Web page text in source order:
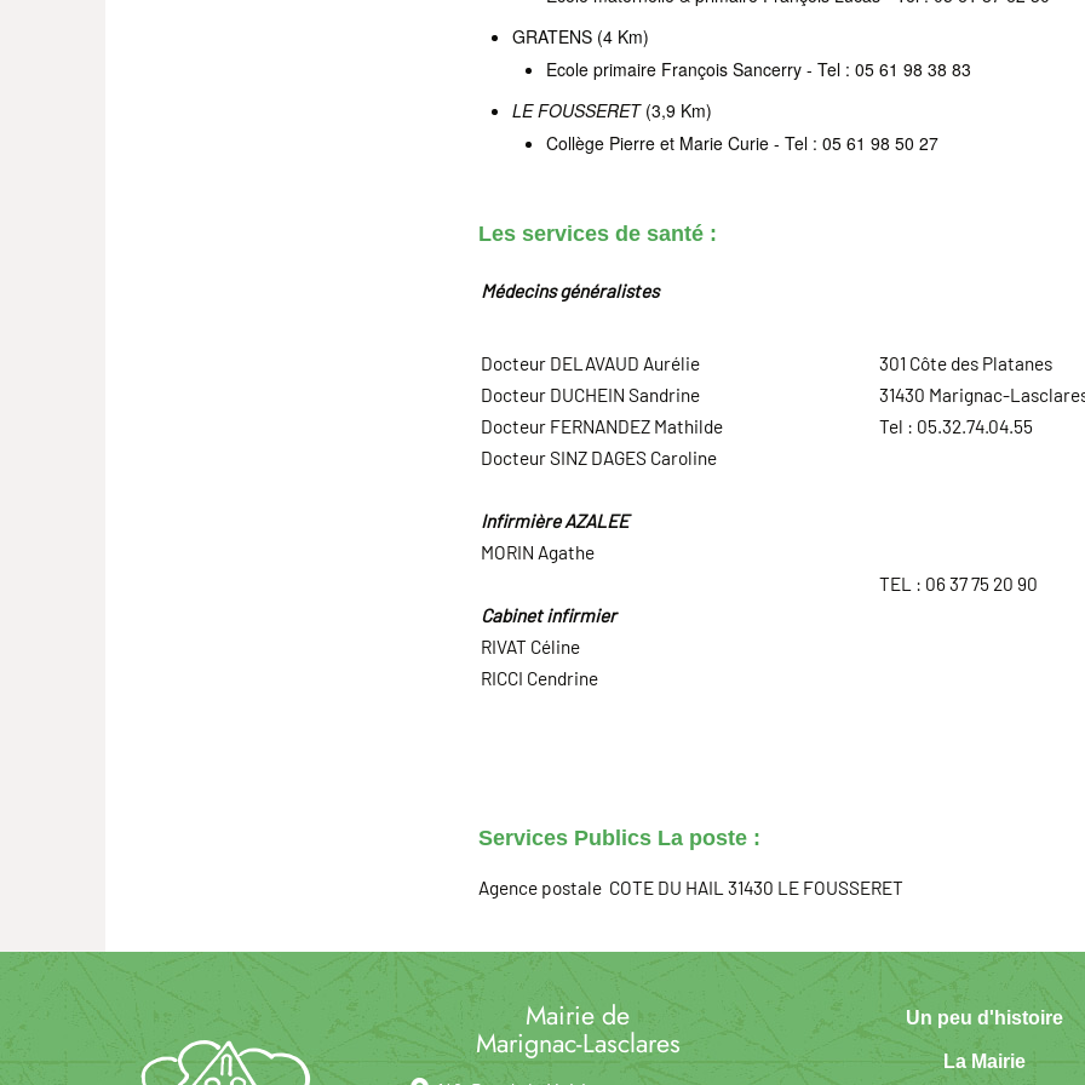
GRATENS (4 Km)
Ecole primaire François Sancerry - Tel : 05 61 98 38 83
LE FOUSSERET(3,9 Km)
Collège Pierre et Marie Curie - Tel : 05 61 98 50 27
Les services de santé :
Médecins généralistes
Docteur DELAVAUD Aurélie
Docteur DUCHEIN Sandrine
Docteur FERNANDEZ Mathilde
Docteur SINZ DAGES Caroline
Infirmière AZALEE
MORIN Agathe
Cabinet infirmier
RIVAT Céline
RICCI Cendrine
301 Côte des Platanes
31430 Marignac-
Tel : 05.32.74.04.55
TEL : 06 37 75 20 90
Services Publics La poste :
Agence postale COTE DU HAIL 31430 LE FOUSSERET
Mairie de
Marignac-Lasclares
Un peu d'histoire
La Mairie